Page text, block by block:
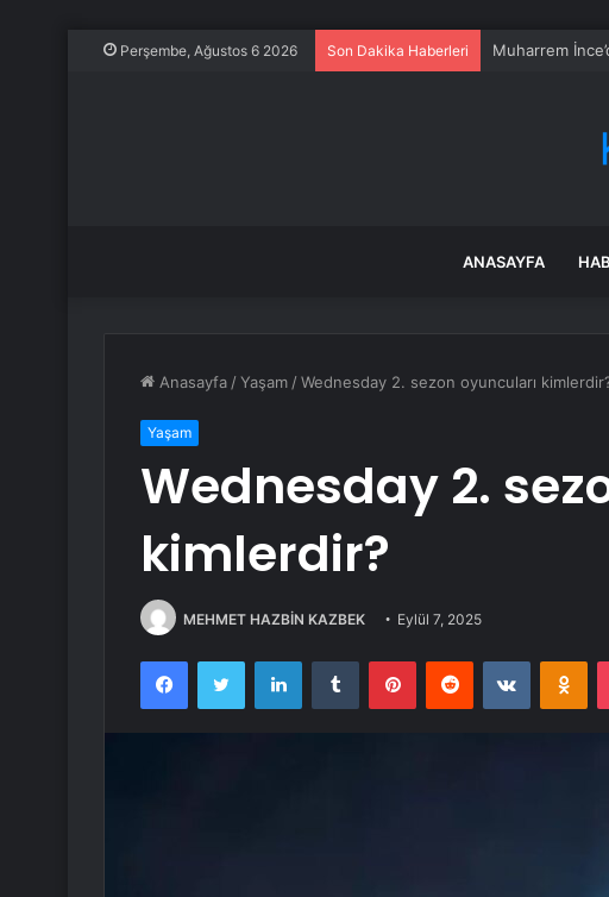
Perşembe, Ağustos 6 2026 Son Dakika Haberleri Dokuz Eylül
ANASAYFA
Anasayfa /Yaşam /Wednesday 2. sezon oyuncuları
Yaşam
Wednesday 2.
kimlerdir?
MEHMET HAZBİN KAZBEK Eylül 7, 2025
FacebookTwitter LinkedInTumblr PinterestReddit VKontakte